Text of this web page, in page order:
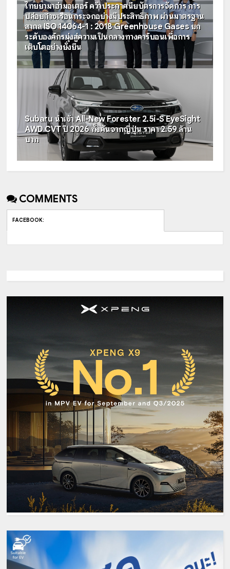
ไทยยามาฮ่ามอเตอร์ คว้าประกาศนียบัตรการจัดการ การ
ปล่อยก๊าซเรือนกระจกอย่างมีประสิทธิภาพ ผ่านมาตรฐาน
สากล ISO 14064-1 : 2018 Greenhouse Gases ยก
ระดับองค์กรมุ่งสู่ความเป็นกลางทางคาร์บอนเพื่อการ
เติบโตอย่างยั่งยืน
Subaru นำเข้า All-New Forester 2.5i-S EyeSight
AWD CVT ปี 2026 ทั้งคันจากญี่ปุ่น ราคา 2.59 ล้าน
บาท
COMMENTS
FACEBOOK: